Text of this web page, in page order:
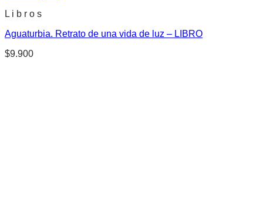
L i b r o s
Aguaturbia. Retrato de una vida de luz – LIBRO
$9.900